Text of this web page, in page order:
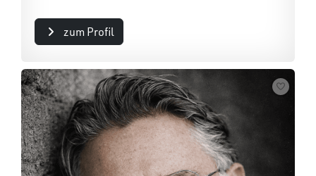
zum Profil